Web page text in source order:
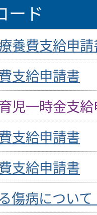
ード
養費支給申
支給申請書
児一時金支
支給申請書
支給申請書
傷病につい